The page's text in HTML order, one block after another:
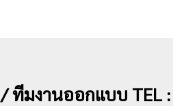
ทีมงานออกแบบ TEL :